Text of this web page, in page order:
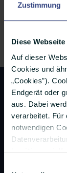
Zustimmung
Diese
Auf dieser
Cookies und
„Cookies”).
Endgerät oder
aus. Dabei
verarbeitet. Für
notwendigen
passende
Produkte